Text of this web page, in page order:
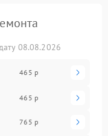
08.08.2026
465 р
465 р
765 р